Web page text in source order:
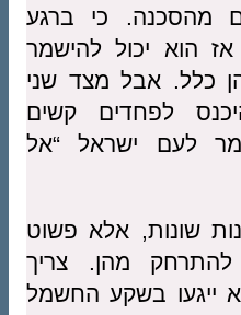
מהסכנה. כי ברגע
הוא יכול להישמר
כלל. אבל מצד שני
לפחדים קשים
לעם ישראל “אל
שונות, אלא פשוט
מהן. צריך
ייגעו בשקע החשמל